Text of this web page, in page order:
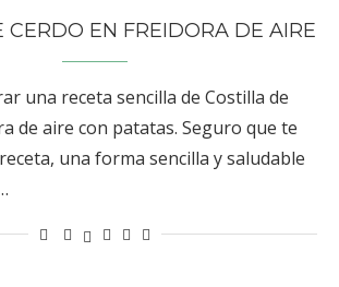
CERDO EN FREIDORA DE AIRE
una receta sencilla de Costilla de
de aire con patatas. Seguro que te
una forma sencilla y saludable